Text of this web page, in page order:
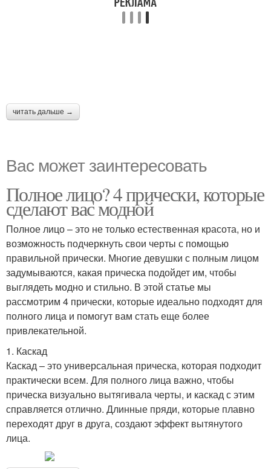
читать дальше →
Вас может заинтересовать
Полное лицо? 4 прически, которые
сделают вас модной
Полное лицо – это не только естественная красота, но и
возможность подчеркнуть свои черты с помощью
правильной прически. Многие девушки с полным лицом
задумываются, какая прическа подойдет им, чтобы
выглядеть модно и стильно. В этой статье мы
рассмотрим 4 прически, которые идеально подходят для
полного лица и помогут вам стать еще более
привлекательной.
1. Каскад
Каскад – это универсальная прическа, которая подходит
практически всем. Для полного лица важно, чтобы
прическа визуально вытягивала черты, и каскад с этим
справляется отлично. Длинные пряди, которые плавно
переходят друг в друга, создают эффект вытянутого
лица.